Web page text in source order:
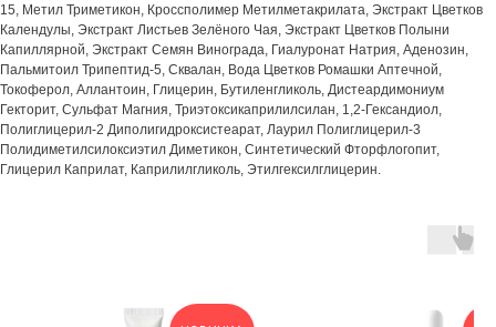
15, Метил Триметикон, Кроссполимер Метилметакрилата, Экстракт Цветков
Календулы, Экстракт Листьев Зелёного Чая, Экстракт Цветков Полыни
Капиллярной, Экстракт Семян Винограда, Гиалуронат Натрия, Аденозин,
Пальмитоил Трипептид-5, Сквалан, Вода Цветков Ромашки Аптечной,
Токоферол, Аллантоин, Глицерин, Бутиленгликоль, Дистеардимониум
Гекторит, Сульфат Магния, Триэтоксикаприлилсилан, 1,2-Гександиол,
Полиглицерил-2 Диполигидроксистеарат, Лаурил Полиглицерил-3
Полидиметилсилоксиэтил Диметикон, Синтетический Фторфлогопит,
Глицерил Каприлат, Каприлилгликоль, Этилгексилглицерин.